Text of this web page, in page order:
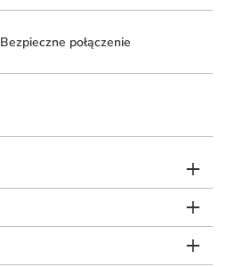
Bezpieczne połączenie